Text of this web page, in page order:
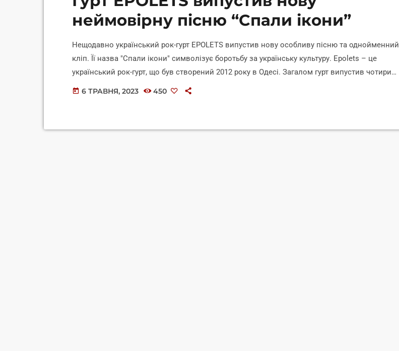
неймовірну пісню “Спали ікони”
Нещодавно український рок-гурт EPOLETS випустив нову особливу пісню та однойменний
кліп. Її назва "Спали ікони" символізує боротьбу за українську культуру. Epolets – це
український рок-гурт, що був створений 2012 року в Одесі. Загалом гурт випустив чотири
студійні альбоми, а також взяв участь в українській версії X-Фактору. Музиканти
today 6 ТРАВНЯ, 2023 450